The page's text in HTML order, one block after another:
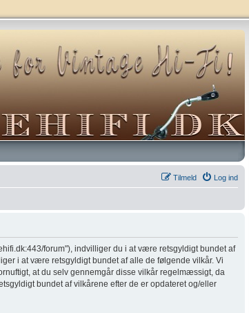
Log ind
Tilmeld
forum"), indvilliger du i at være retsgyldigt bundet af
i at være retsgyldigt bundet af alle de følgende vilkår. Vi
at du selv gennemgår disse vilkår regelmæssigt, da
bundet af vilkårene efter de er opdateret og/eller